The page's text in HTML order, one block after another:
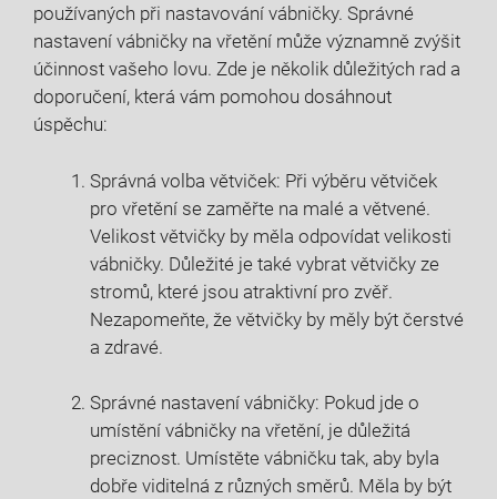
používaných při nastavování vábničky. Správné
nastavení vábničky na⁣ vřetění může významně zvýšit
účinnost vašeho lovu. Zde ​je ⁤několik důležitých rad a
doporučení, která vám pomohou dosáhnout
úspěchu:
Správná volba větviček: Při výběru větviček
pro⁤ vřetění⁣ se zaměřte na malé a větvené.
Velikost větvičky by měla ⁤odpovídat velikosti
vábničky. Důležité je také vybrat větvičky ze
stromů, které jsou atraktivní pro zvěř.
Nezapomeňte, že větvičky by‌ měly být čerstvé
a zdravé.
Správné nastavení vábničky: Pokud jde o
umístění vábničky na ​vřetění, je důležitá
preciznost. ⁢Umístěte vábničku tak, aby byla
dobře viditelná‍ z různých směrů. Měla by být